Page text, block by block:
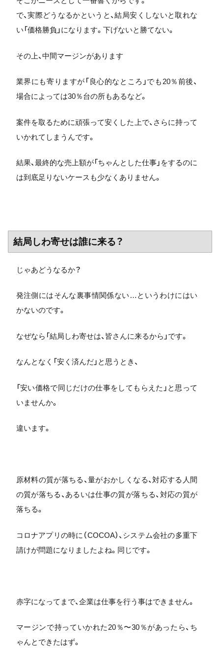
で、実際どうなるかというと、結局安くしないと取れな
い「価格勝負」になります。下げないと勝てない。
その上、中間マージンがあります
業界にも寄りますが「良心的なところ」でも20％前後、
場合によっては30％台の所もあるなど。
案件を取るために頑張って安くした上で、さらに持って
いかれてしまうんです。
結果、最終的な売上額が「ちゃんとした仕事」をするのに
は到底足りないケースも少なくありません。
結局しわ寄せは誰に来る？
じゃあどうなるか？
発注側にはそんな裏事情関係ない…というわけにはい
かないのです。
なぜなら「結局しわ寄せは、皆さんに来るから」です。
なんとなく「安く済んだ」と思うとき、
「安い価格で同じだけの仕事をしてもらえた」と思って
いませんか。
違います。
原材料の質が落ちる、量がおかしくなる、対応する人間
の質が落ちる、あるいは仕事の質が落ちる、対応の質が
落ちる。
コロナアプリの時に（COCOA）、システム会社の多重下
請けが問題になりましたよね。同じです。
赤字になってまで、企業は仕事を行う事はできません。
マージンで持っていかれた20％〜30％があったら、ち
ゃんとできたはず。